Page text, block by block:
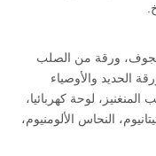
الجوف، ورقة من الصلب
الحديد والأوصياء
لوحة كهربائيا،
النحاس الألومنيوم،